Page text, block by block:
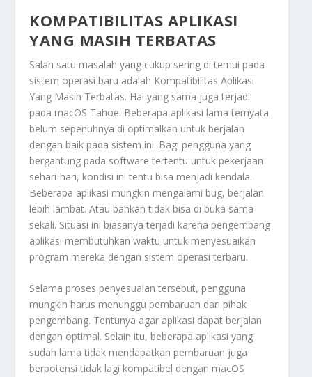
KOMPATIBILITAS APLIKASI
YANG MASIH TERBATAS
Salah satu masalah yang cukup sering di temui pada
sistem operasi baru adalah Kompatibilitas Aplikasi
Yang Masih Terbatas. Hal yang sama juga terjadi
pada macOS Tahoe. Beberapa aplikasi lama ternyata
belum sepenuhnya di optimalkan untuk berjalan
dengan baik pada sistem ini. Bagi pengguna yang
bergantung pada software tertentu untuk pekerjaan
sehari-hari, kondisi ini tentu bisa menjadi kendala.
Beberapa aplikasi mungkin mengalami bug, berjalan
lebih lambat. Atau bahkan tidak bisa di buka sama
sekali. Situasi ini biasanya terjadi karena pengembang
aplikasi membutuhkan waktu untuk menyesuaikan
program mereka dengan sistem operasi terbaru.
Selama proses penyesuaian tersebut, pengguna
mungkin harus menunggu pembaruan dari pihak
pengembang. Tentunya agar aplikasi dapat berjalan
dengan optimal. Selain itu, beberapa aplikasi yang
sudah lama tidak mendapatkan pembaruan juga
berpotensi tidak lagi kompatibel dengan macOS